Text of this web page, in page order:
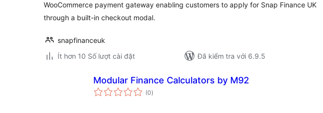
WooCommerce payment gateway enabling customers to apply for Snap Finance UK
through a built-in checkout modal.
snapfinanceuk
Ít hơn 10 Số lượt cài đặt
Đã kiểm tra với 6.9.5
Modular Finance Calculators by M92
(0tổng
đánh
)